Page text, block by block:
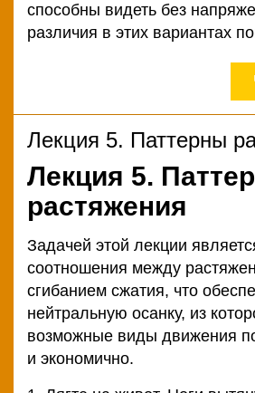
способны видеть без
различия в этих вариантах
Лекция 5. Паттерны
Лекция 5.
растяжения
Задачей этой лекции
соотношения между
сгибанием сжатия, что
нейтральную осанку, из
возможные виды движения
и экономично.